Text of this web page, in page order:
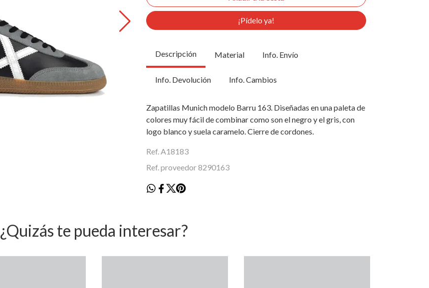
¡Pídelo ya!
Descripción Material Info. Envío
Info. Devolución Info. Cambios
Zapatillas Munich modelo Barru 163. Diseñadas en una paleta de
colores muy fácil de combinar como son el negro y el gris, con
logo blanco y suela caramelo. Cierre de cordones.
Ref. A18183
Ref. proveedor 8290163
¿Quizás te pueda interesar?